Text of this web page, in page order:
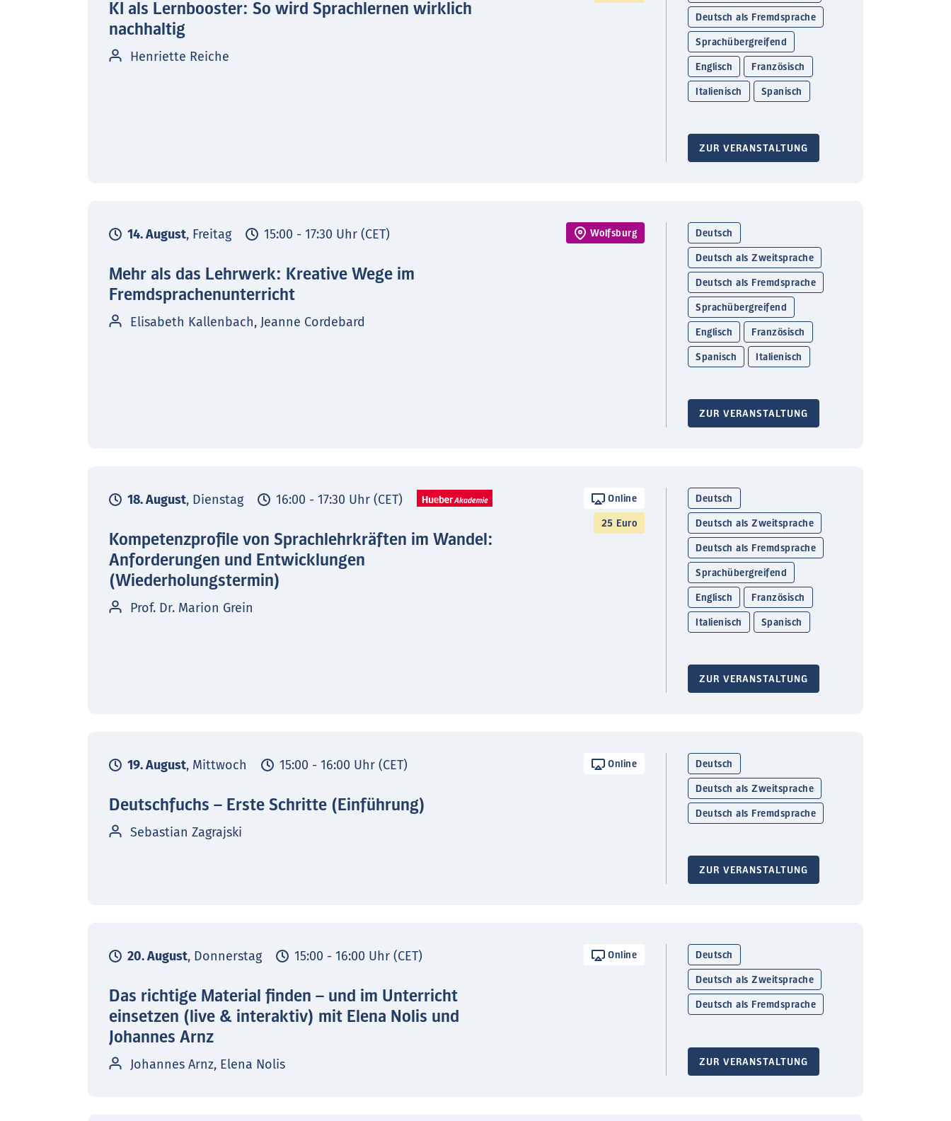
KI als Lernbooster: So wird Sprachlernen wirklich
nachhaltig
Henriette Reiche
Deutsch als Fremdsprache
Sprachübergreifend
Englisch Französisch
Italienisch Spanisch
ZUR VERANSTALTUNG
14. August, Freitag 15:00 - 17:30 Uhr (CET) Wolfsburg
Mehr als das Lehrwerk: Kreative Wege im
Fremdsprachenunterricht
Elisabeth Kallenbach, Jeanne Cordebard
Deutsch
Deutsch als Zweitsprache
Deutsch als Fremdsprache
Sprachübergreifend
Englisch Französisch
Spanisch Italienisch
ZUR VERANSTALTUNG
18. August, Dienstag 16:00 - 17:30 Uhr (CET) Online
25 Euro
Kompetenzprofile von Sprachlehrkräften im Wandel:
Anforderungen und Entwicklungen
(Wiederholungstermin)
Prof. Dr. Marion Grein
Deutsch
Deutsch als Zweitsprache
Deutsch als Fremdsprache
Sprachübergreifend
Englisch Französisch
Italienisch Spanisch
ZUR VERANSTALTUNG
19. August, Mittwoch 15:00 - 16:00 Uhr (CET) Online
Deutschfuchs – Erste Schritte (Einführung)
Sebastian Zagrajski
Deutsch
Deutsch als Zweitsprache
Deutsch als Fremdsprache
ZUR VERANSTALTUNG
20. August, Donnerstag 15:00 - 16:00 Uhr (CET) Online
Das richtige Material finden – und im Unterricht
einsetzen (live & interaktiv) mit Elena Nolis und
Johannes Arnz
Johannes Arnz, Elena Nolis
Deutsch
Deutsch als Zweitsprache
Deutsch als Fremdsprache
ZUR VERANSTALTUNG